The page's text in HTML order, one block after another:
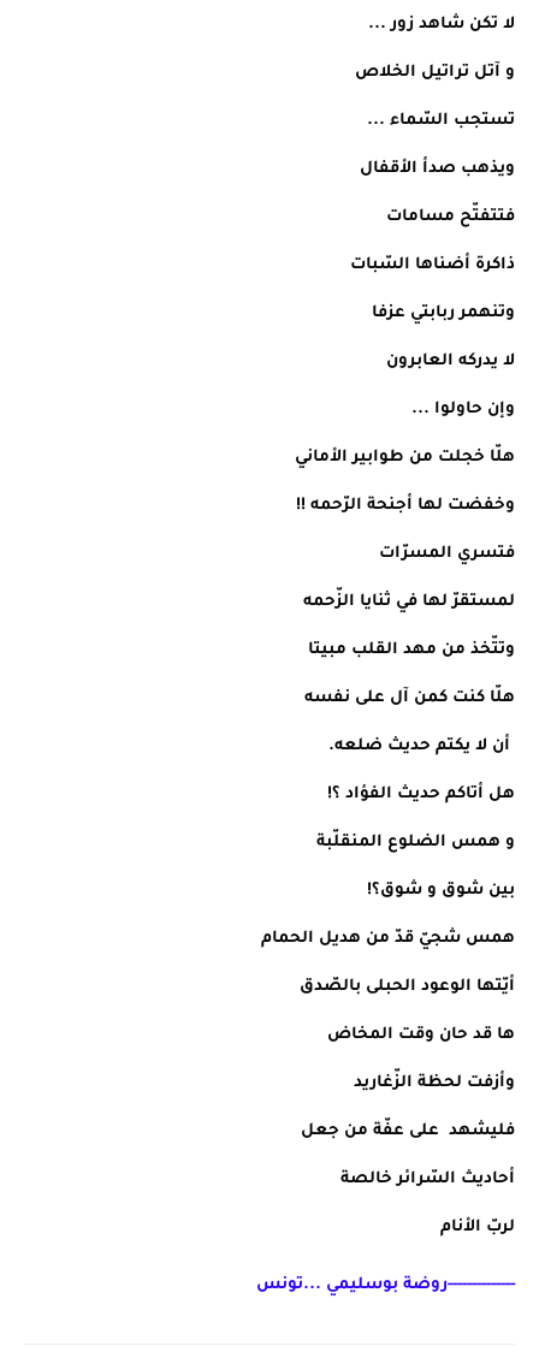
لا تكن شاهد زور ...
و آتل تراتيل الخلاص
تستجب السّماء ...
ويذهب صدأ الأقفال
فتتفتّح مسامات
ذاكرة أضناها السّبات
وتنهمر ربابتي عزفا
لا يدركه العابرون
وإن حاولوا ...
هلّا خجلت من طوابير الأماني
وخفضت لها أجنحة الرّحمه !!
فتسري المسرّات
لمستقرّ لها في ثنايا الزّحمه
وتتّخذ من مهد القلب مبيتا
هلّا كنت كمن آل على نفسه
هل أتاكم حديث الفؤاد ؟!
و همس الضلوع المنقلّبة
بين شوق و شوق؟!
همس شجيّ قدّ من هديل الحمام
أيّتها الوعود الحبلى بالصّدق
ها قد حان وقت المخاض
وأزفت لحظة الزّغاريد
فليشهد  على عفّة من جعل
أحاديث السّرائر خالصة
لربّ الأنام
--------------روضة بوسليمي ...تونس